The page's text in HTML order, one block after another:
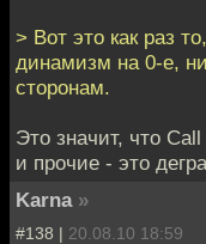
> Вот это как раз
динамизм на 0-е,
сторонам.
Это значит, что
и прочие - это
Karna »
#138 | 20.08.10 18:59